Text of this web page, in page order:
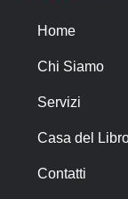
Home
Chi Siamo
Servizi
Casa del
Contatti